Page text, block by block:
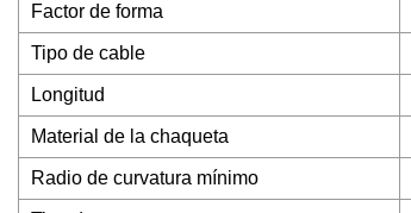
Factor de forma
Tipo de cable
Longitud
Material de la chaqueta
Radio de curvatura mínimo